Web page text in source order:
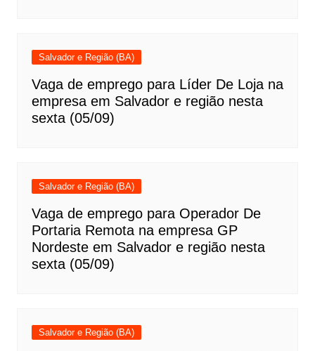
Salvador e Região (BA)
Vaga de emprego para Líder De Loja na
empresa em Salvador e região nesta
sexta (05/09)
Salvador e Região (BA)
Vaga de emprego para Operador De
Portaria Remota na empresa GP
Nordeste em Salvador e região nesta
sexta (05/09)
Salvador e Região (BA)